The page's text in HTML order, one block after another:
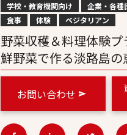
学校・教育機関向け
企業・各種
食事
体験 ベジタリアン
野菜収穫＆料理体験
鮮野菜で作る淡路島の
お問い合わせ